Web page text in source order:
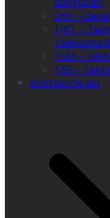
DKV –
TJKT –
TSM –
TKR –
Ekstrakurikuler